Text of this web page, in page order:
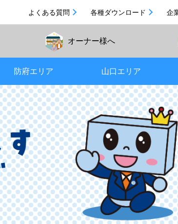
よくある質問 各種ダウンロード 企
防府エリア 山口エリア
オーナー様へ